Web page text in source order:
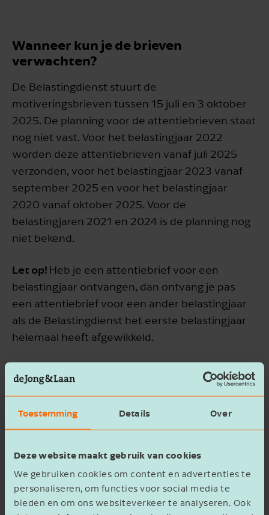
Toestemming Details Over
Deze website maakt gebruik van cookies
We gebruiken cookies om content en advertenties te
personaliseren, om functies voor social media te
bieden en om ons websiteverkeer te analyseren. Ook
Wanneer kun je de brieven
verwachten?
De Belastingdienst stuurt de
motiveringsbrieven tussen 15 juli en 3 oktober
2025. De planning voor de attentiebrieven staat
nog niet vast. Voor het belastingjaar 2022
worden deze attentiebrieven vanaf juli 2025
verzonden, voor het belastingjaar 2023 vanaf
september 2025 en voor het belastingjaar
2020 vanaf oktober 2025. Voor de
belastingjaren 2021 en 2024 is de planning nog
niet bekend.
Let op! Heb je een attentiebrief voor een
belastingjaar ontvangen, dan ontvang je pas
een attentiebrief voor een ander belastingjaar
als de Belastingdienst het eerste belastingjaar
helemaal heeft afgewikkeld.
Reactietermijn
Om een beroep te doen op de
tegenbewijsregeling, moet je verplicht
Werkelijk Rendement (OWR). Na ontvangst van
een motiveringsbrief, moet dit formulier binnen
12 weken bij de Belastingdienst ingediend
worden. Na ontvangst van een attentiebrief